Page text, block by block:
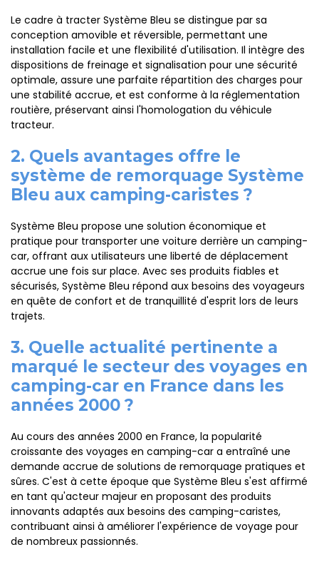
Le cadre à tracter Système Bleu se distingue par sa
conception amovible et réversible, permettant une
installation facile et une flexibilité d'utilisation. Il intègre des
dispositions de freinage et signalisation pour une sécurité
optimale, assure une parfaite répartition des charges pour
une stabilité accrue, et est conforme à la réglementation
routière, préservant ainsi l'homologation du véhicule
tracteur.
2. Quels avantages offre le
système de remorquage Système
Bleu aux camping-caristes ?
Système Bleu propose une solution économique et
pratique pour transporter une voiture derrière un camping-
car, offrant aux utilisateurs une liberté de déplacement
accrue une fois sur place. Avec ses produits fiables et
sécurisés, Système Bleu répond aux besoins des voyageurs
en quête de confort et de tranquillité d'esprit lors de leurs
trajets.
3. Quelle actualité pertinente a
marqué le secteur des voyages en
camping-car en France dans les
années 2000 ?
Au cours des années 2000 en France, la popularité
croissante des voyages en camping-car a entraîné une
demande accrue de solutions de remorquage pratiques et
sûres. C'est à cette époque que Système Bleu s'est affirmé
en tant qu'acteur majeur en proposant des produits
innovants adaptés aux besoins des camping-caristes,
contribuant ainsi à améliorer l'expérience de voyage pour
de nombreux passionnés.